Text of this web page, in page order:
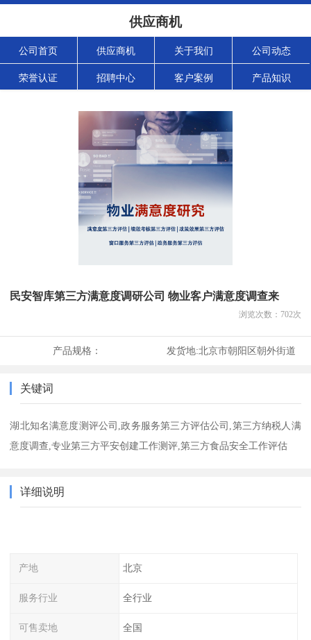
供应商机
公司首页 供应商机 关于我们 公司动态
荣誉认证 招聘中心 客户案例 产品知识
民安智库第三方满意度调研公司 物业客户满意度调查来
浏览次数： 702次
产品规格： 发货地:北京市朝阳区朝外街道
关键词
湖北知名满意度测评公司,政务服务第三方评估公司,第三方纳税人满
意度调查,专业第三方平安创建工作测评,第三方食品安全工作评估
详细说明
产地 北京
服务行业 全行业
可售卖地 全国